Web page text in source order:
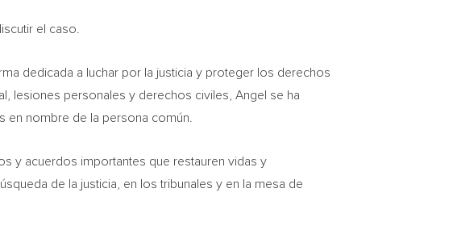
el caso.
dedicada a luchar por la justicia y proteger los derechos
lesiones personales y derechos civiles, Angel se ha
en nombre de la persona común.
y acuerdos importantes que restauren vidas y
de la justicia, en los tribunales y en la mesa de